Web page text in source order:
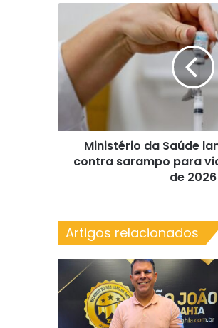
Saúde
lança
campanha
contra
sarampo
viajantes
Copa
Ministério da Saúde
contra sarampo para
de 2026
Artigos relacionados